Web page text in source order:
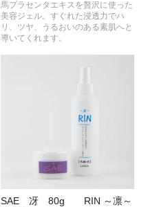
馬プラセンタエキスを贅沢に使った
美容ジェル。すぐれた浸透力でハ
リ、ツヤ、うるおいのある素肌へと
導いてくれます。
SAE 冴 80g RIN ～凛～